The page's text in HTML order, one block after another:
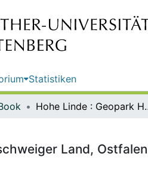
Statistiken
Hohe Linde : Geopark
Land,